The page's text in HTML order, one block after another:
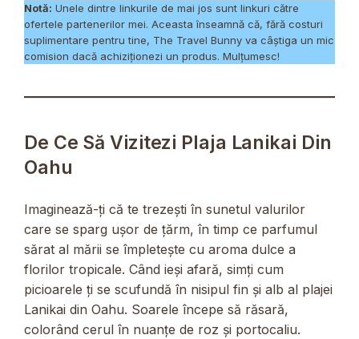
Notă: Unele dintre linkurile de mai jos sunt linkuri către
ofertele partenerilor mei. Aceasta înseamnă că, fără costuri
suplimentare pentru tine, The Travel Bunny va câștiga un mic
comision dacă achiziționezi un produs. Mulțumesc!
De Ce Să Vizitezi Plaja Lanikai Din
Oahu
Imaginează-ți că te trezești în sunetul valurilor
care se sparg ușor de țărm, în timp ce parfumul
sărat al mării se împletește cu aroma dulce a
florilor tropicale. Când ieși afară, simți cum
picioarele ți se scufundă în nisipul fin și alb al plajei
Lanikai din Oahu. Soarele începe să răsară,
colorând cerul în nuanțe de roz și portocaliu.